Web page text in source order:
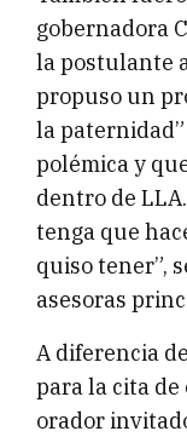
gobernadora
la postulante
propuso un
la
polémica y
dentro de
tenga que
quiso tener”,
asesoras
A diferencia
para la cita de
orador